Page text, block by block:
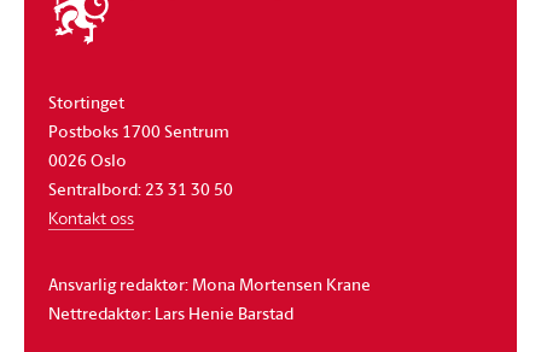
stortinget
Stortinget
Postboks 1700 Sentrum
0026 Oslo
Sentralbord: 23 31 30 50
Kontakt oss
Ansvarlig redaktør: Mona Mortensen Krane
Nettredaktør: Lars Henie Barstad